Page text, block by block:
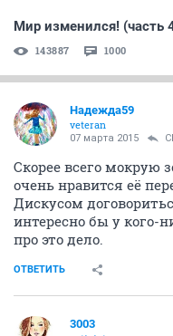
Мир изменился! (часть
143887 1000
Надежда59
veteran
07 марта 2015
Скорее всего мокрую
очень нравится её
Дискусом
интересно бы у кого-
про это дело.
ОТВЕТИТЬ
3003